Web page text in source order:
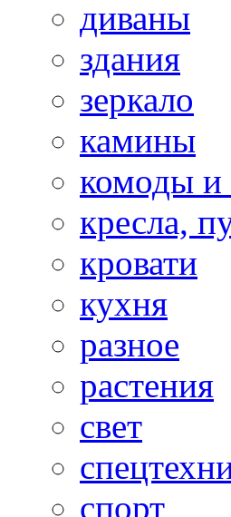
диваны
здания
зеркало
камины
комоды
кресла,
кровати
кухня
разное
растения
свет
спорт